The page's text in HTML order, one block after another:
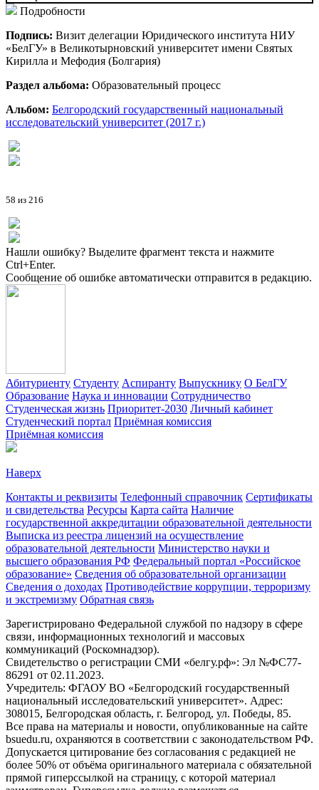
Подробности
Подпись: Визит делегации Юридического института НИУ
«БелГУ» в Великотырновский университет имени Святых
Кирилла и Мефодия (Болгария)
Раздел альбома: Образовательный процесс
Альбом: Белгородский государственный национальный
исследовательский университет (2017 г.)
58 из 216
Нашли ошибку? Выделите фрагмент текста и нажмите
Ctrl+Enter.
Сообщение об ошибке автоматически отправится в редакцию.
Абитуриенту Студенту Аспиранту Выпускнику О БелГУ
Образование Наука и инновации Сотрудничество
Студенческая жизнь Приоритет-2030 Личный кабинет
Студенческий портал Приёмная комиссия
Приёмная комиссия
Наверх
Контакты и реквизиты Телефонный справочник Сертификаты
и свидетельства Ресурсы Карта сайта Наличие
государственной аккредитации образовательной деятельности
Выписка из реестра лицензий на осуществление
образовательной деятельности Министерствo науки и
высшего образования РФ Федеральный портал «Российское
образование» Сведения об образовательной организации
Сведения о доходах Противодействие коррупции, терроризму
и экстремизму Обратная связь
Зарегистрировано Федеральной службой по надзору в сфере
связи, информационных технологий и массовых
коммуникаций (Роскомнадзор).
Свидетельство о регистрации СМИ «белгу.рф»: Эл №ФС77-
86291 от 02.11.2023.
Учредитель: ФГАОУ ВО «Белгородский государственный
национальный исследовательский университет». Адрес:
308015, Белгородская область, г. Белгород, ул. Победы, 85.
Все права на материалы и новости, опубликованные на сайте
bsuedu.ru, охраняются в соответствии с законодательством РФ.
Допускается цитирование без согласования с редакцией не
более 50% от объёма оригинального материала с обязательной
прямой гиперссылкой на страницу, с которой материал